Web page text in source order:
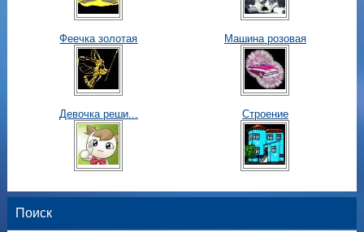
Феечка золотая Машина розовая
Девочка реши... Строение
Поиск